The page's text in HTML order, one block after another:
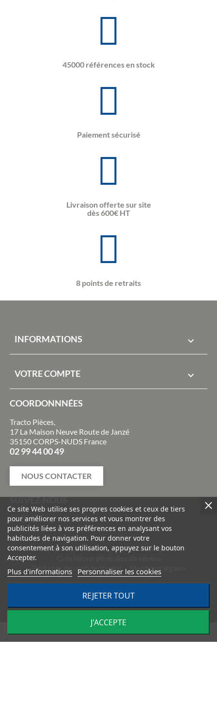
45000 références en stock
Paiement sécurisé
Livraison offerte sur site
dès 600€ HT
8 points de retraits
INFORMATIONS 
VOTRE COMPTE 
COORDONNNÉES
Tracto Pièces,
17 La Maison Neuve Route de Janzé
35150 CORPS-NUDS France
02 99 44 00 49
NOUS CONTACTER
SUIVEZ-NOUS
Livraisons et retours
Paiement sécurisé
Politique de confidentialité
Mentions légales
TRACTO PIÈCES - Conception & réalisation :
Impulsion
Ce site Web utilise ses propres cookies et ceux de tiers
pour améliorer nos services et vous montrer des
publicités liées à vos préférences en analysant vos
habitudes de navigation. Pour donner votre
consentement à son utilisation, appuyez sur le bouton
Accepter.
Plus d'informations Personnaliser les cookies
REJETER TOUT
J'ACCEPTE